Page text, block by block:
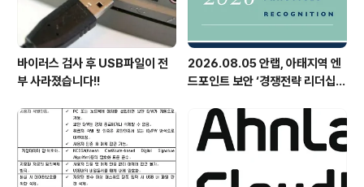
바이러스 검사 후 USB파일이 전
부 사라졌습니다!!
2026.08.05 안랩, 아태지역 엔
드포인트 보안 ‘경쟁전략 리더십’